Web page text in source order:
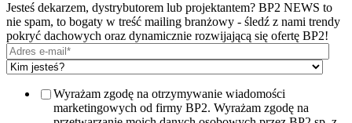
Jesteś dekarzem, dystrybutorem lub projektantem? BP2 NEWS to
nie spam, to bogaty w treść mailing branżowy - śledź z nami trendy
pokryć dachowych oraz dynamicznie rozwijającą się ofertę BP2!
Wyrażam zgodę na otrzymywanie wiadomości
marketingowych od firmy BP2. Wyrażam zgodę na